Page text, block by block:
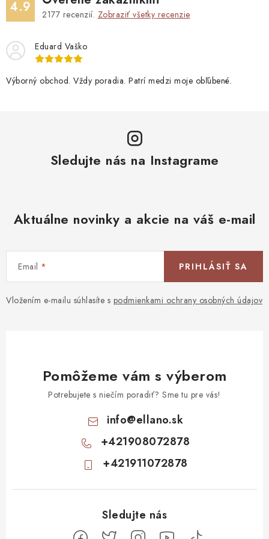
4.9 2177 recenzií. Zobraziť všetky recenzie
Eduard Vaško
Výborný obchod. Vždy poradia. Patrí medzi moje obľúbené.
Sledujte nás na Instagrame
Aktuálne novinky a akcie na váš e-mail
Email
Vložením e-mailu súhlasíte s podmienkami ochrany osobných údajov
PRIHLÁSIŤ SA
Pomôžeme vám s výberom
Potrebujete s niečím poradiť? Sme tu pre vás!
info@ellano.sk
+421908072878
+421911072878